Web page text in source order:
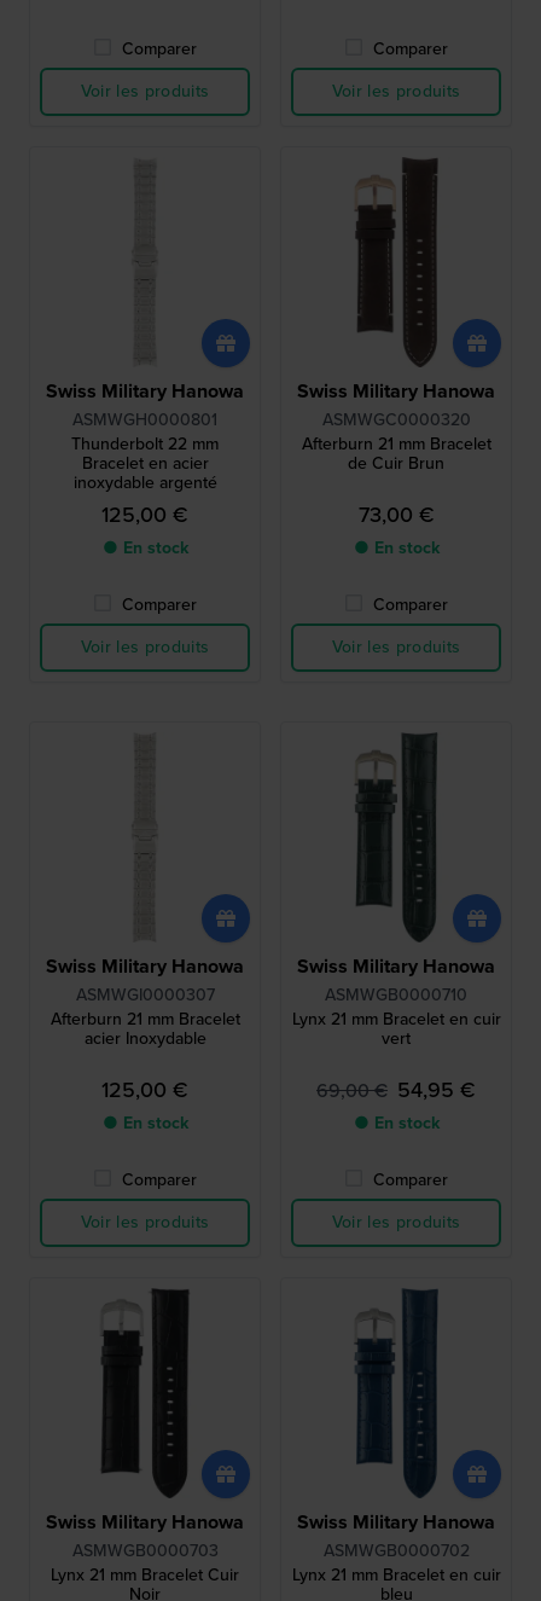
Comparer
Voir les produits
Comparer
Voir les produits
Swiss Military Hanowa
ASMWGH0000801
Thunderbolt 22 mm
Bracelet en acier
inoxydable argenté
125,00 €
● En stock
Comparer
Voir les produits
Swiss Military Hanowa
ASMWGC0000320
Afterburn 21 mm Bracelet
de Cuir Brun
73,00 €
● En stock
Comparer
Voir les produits
Swiss Military Hanowa
ASMWGI0000307
Afterburn 21 mm Bracelet
acier Inoxydable
125,00 €
● En stock
Comparer
Voir les produits
Swiss Military Hanowa
ASMWGB0000710
Lynx 21 mm Bracelet en cuir
vert
69,00 € 54,95 €
● En stock
Comparer
Voir les produits
Swiss Military Hanowa
ASMWGB0000703
Lynx 21 mm Bracelet Cuir
Noir
Swiss Military Hanowa
ASMWGB0000702
Lynx 21 mm Bracelet en cuir
bleu